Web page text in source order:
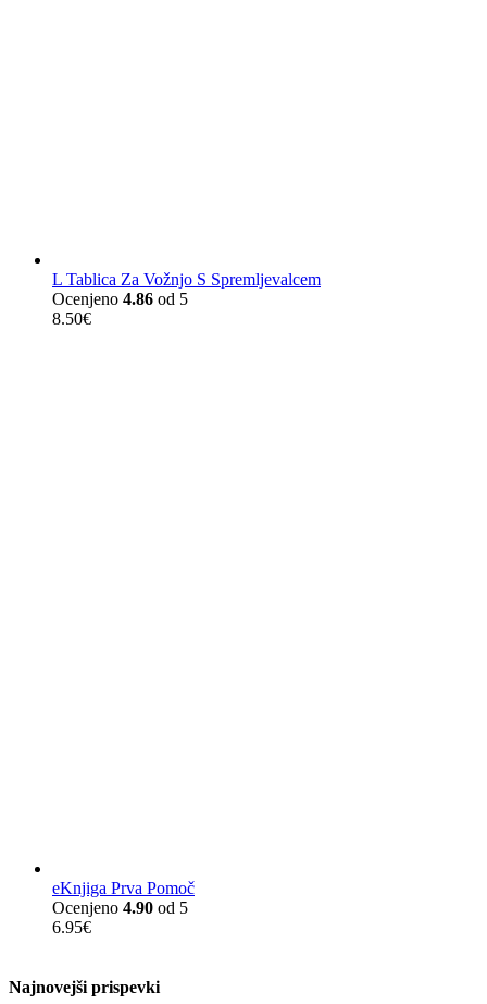
L Tablica Za Vožnjo S Spremljevalcem
Ocenjeno 4.86 od 5
8.50€
eKnjiga Prva Pomoč
Ocenjeno 4.90 od 5
6.95€
Najnovejši prispevki